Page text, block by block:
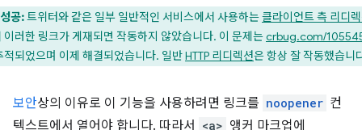
성공:트위터와 같은 일부 일반적인 서비스에서 사용하는클라이언트 측 리디
이러한 링크가 게재되면 작동하지 않았습니다. 이 문제는crbug.com/
적되었으며 이제 해결되었습니다. 일반HTTP 리디렉션은 항상 잘 작동했습니
보안상의 이유로 이 기능을 사용하려면 링크를 noopener 컨
텍스트에서 열어야 합니다. 따라서
<a> 앵커 마크업에